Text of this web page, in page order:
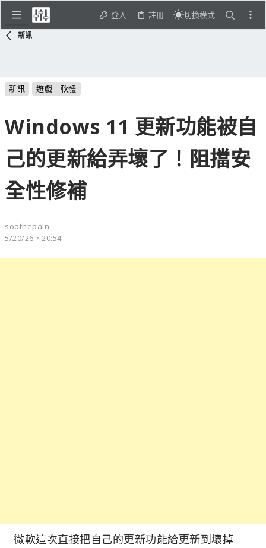
登入 註冊 切換模式
新訊
新訊 遊戲｜軟體
Windows 11 更新功能被自
己的更新給弄壞了！阻擋安
全性修補
soothepain
5/20/26，20:54
微軟這次直接把自己的更新功能給更新到壞掉